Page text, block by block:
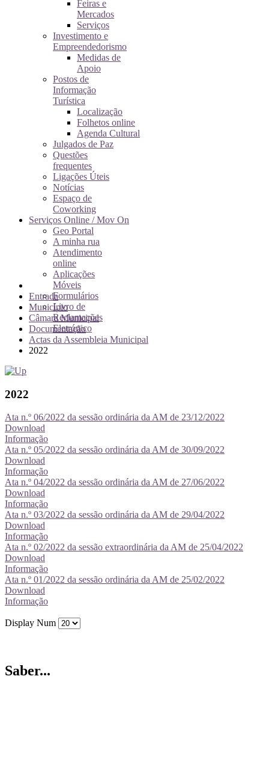
Feiras e
Mercados
Serviços
Investimento e
Empreendedorismo
Medidas de
Apoio
Postos de
Informação
Turística
Localização
Folhetos online
Agenda Cultural
Julgados de Paz
Questões
frequentes
Ligações Úteis
Notícias
Espaço de
Coworking
Serviços Online / Mov On
Geo Portal
A minha rua
Atendimento
online
Aplicações
Móveis
Formulários
Livro de
Reclamações
Eletrónico
Entrada
Município
Câmara Municipal
Documentação
Actas da Assembleia Municipal
2022
2022
Ata n.º 06/2022 da sessão ordinária da AM de 23/12/2022
Download
Informação
Ata n.º 05/2022 da sessão ordinária da AM de 30/09/2022
Download
Informação
Ata n.º 04/2022 da sessão ordinária da AM de 27/06/2022
Download
Informação
Ata n.º 03/2022 da sessão ordinária da AM de 29/04/2022
Download
Informação
Ata n.º 02/2022 da sessão extraordinária da AM de 25/04/2022
Download
Informação
Ata n.º 01/2022 da sessão ordinária da AM de 25/02/2022
Download
Informação
Display Num
Saber...